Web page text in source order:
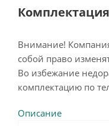
Комплектация
Внимание!
собой право
Во избежание
комплектацию по
Описание